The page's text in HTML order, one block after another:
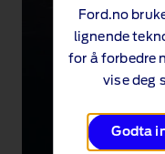
Ford.no
lignende
for å forbedre
vise deg
Godta